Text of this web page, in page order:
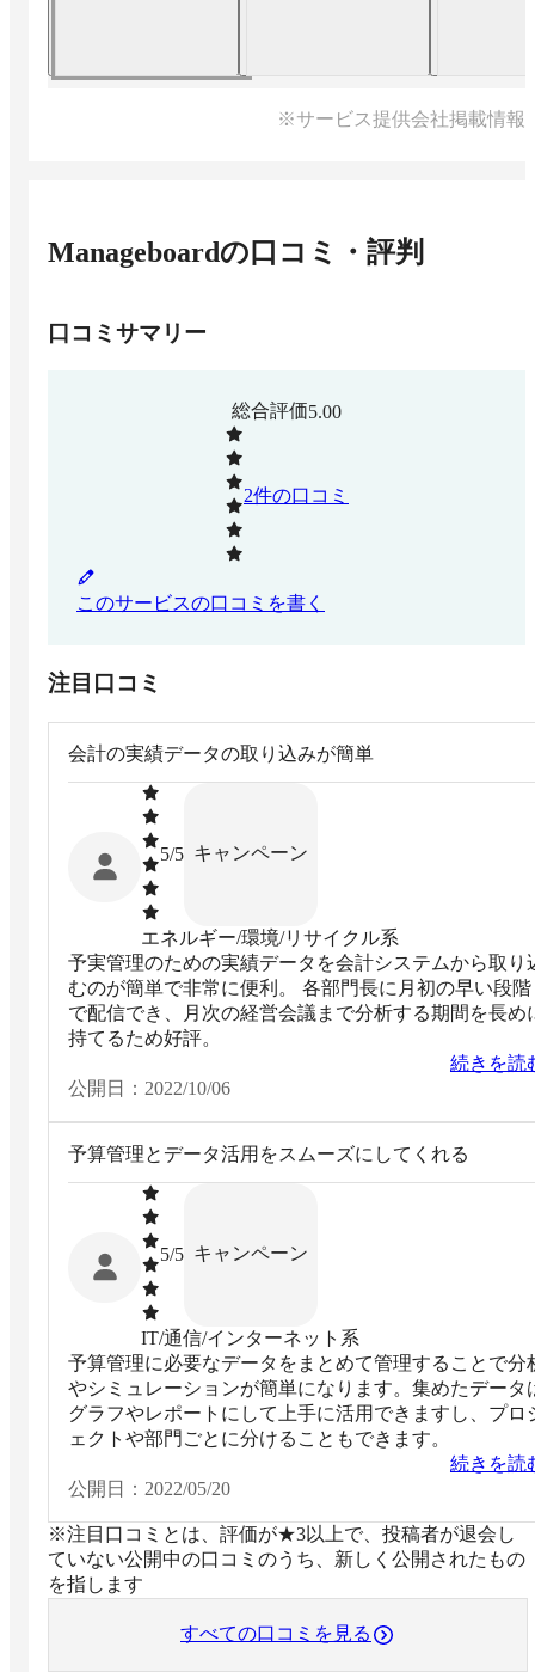
※サービス提供会社掲載情報
Manageboardの口コミ・評判
口コミサマリー
総合評価5.00
2件の口コミ
このサービスの口コミを書く
注目口コミ
会計の実績データの取り込みが簡単
5/5 キャンペーン
エネルギー/環境/リサイクル系
予実管理のための実績データを会計システムから取り
むのが簡単で非常に便利。 各部門長に月初の早い段階
で配信でき、月次の経営会議まで分析する期間を長め
持てるため好評。
続きを読
公開日： 2022/10/06
予算管理とデータ活用をスムーズにしてくれる
5/5 キャンペーン
IT/通信/インターネット系
予算管理に必要なデータをまとめて管理することで分
やシミュレーションが簡単になります。集めたデータ
グラフやレポートにして上手に活用できますし、プロ
ェクトや部門ごとに分けることもできます。
続きを読
公開日： 2022/05/20
※注目口コミとは、評価が★3以上で、投稿者が退会し
ていない公開中の口コミのうち、新しく公開されたもの
を指します
すべての口コミを見る